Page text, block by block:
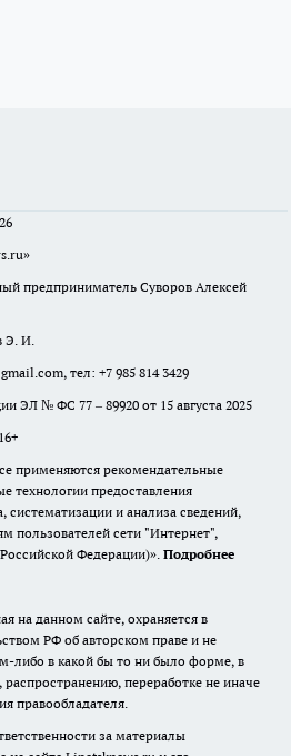
предприниматель Суворов Алексей
Э. И.
, тел: +7 985 814 3429
ЭЛ № ФС 77 – 89920 от 15 августа 2025
применяются рекомендательные
технологии предоставления
и анализа сведений,
пользователей сети "Интернет",
Федерации)». Подробнее
на данном сайте, охраняется в
РФ об авторском праве и не
либо в какой бы то ни было форме, в
переработке не иначе
правообладателя.
за материалы